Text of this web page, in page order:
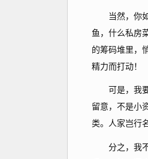
当然，你如
鱼，什么私房
的筹码堆里，
精力而打动！
可是，我要
留意，不是小
类。人家岂行
分之，我不